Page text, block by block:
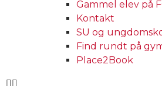
Gammel elev på
Kontakt
SU og
Find rundt på
Place2Book